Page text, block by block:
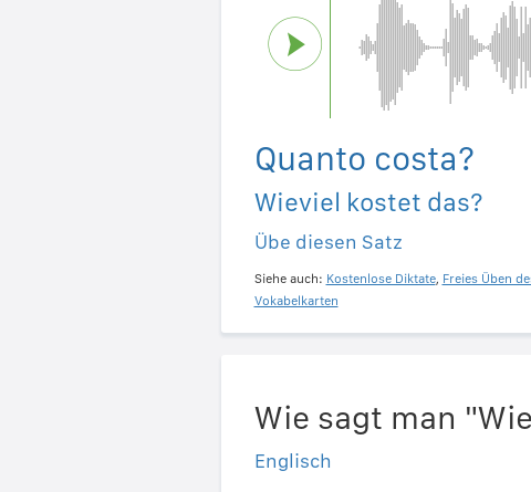
Quanto costa?
Wieviel kostet das?
Übe diesen Satz
Siehe auch: Kostenlose Diktate, Freies Üben
Vokabelkarten
Wie sagt man
Englisch